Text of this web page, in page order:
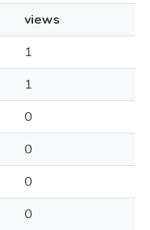
views
1
1
0
0
0
0